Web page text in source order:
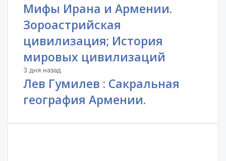
Мифы Ирана и Армении.
Зороастрийская
цивилизация; История
мировых цивилизаций
3 дня назад
Лев Гумилев : Сакральная
география Армении.